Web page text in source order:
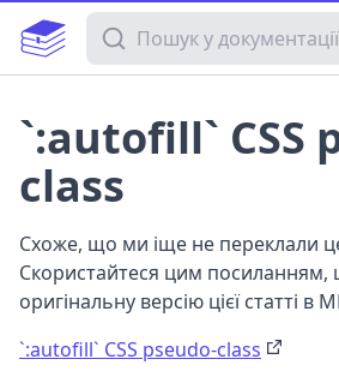
Пошук у документації
`:autofill` CSS
class
Схоже, що ми іще не переклали
Скористайтеся цим
оригінальну версію цієї статті в
`:autofill` CSS pseudo-class